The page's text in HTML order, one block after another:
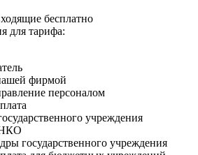
бесплатно
для тарифа:
фирмой
персоналом
учреждения
НКО
государственного учреждения